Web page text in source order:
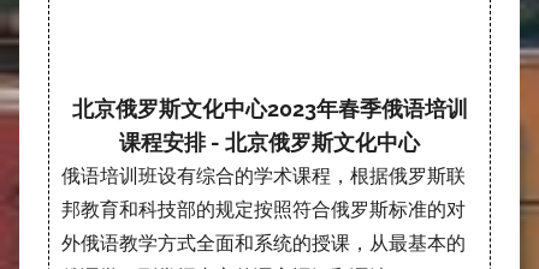
北京俄罗斯文化中心2023年春季俄语培训
课程安排 - 北京俄罗斯文化中心
俄语培训班设有综合的学术课程，根据俄罗斯联
邦教育和科技部的规定按照符合俄罗斯标准的对
外俄语教学方式全面和系统的授课，从最基本的